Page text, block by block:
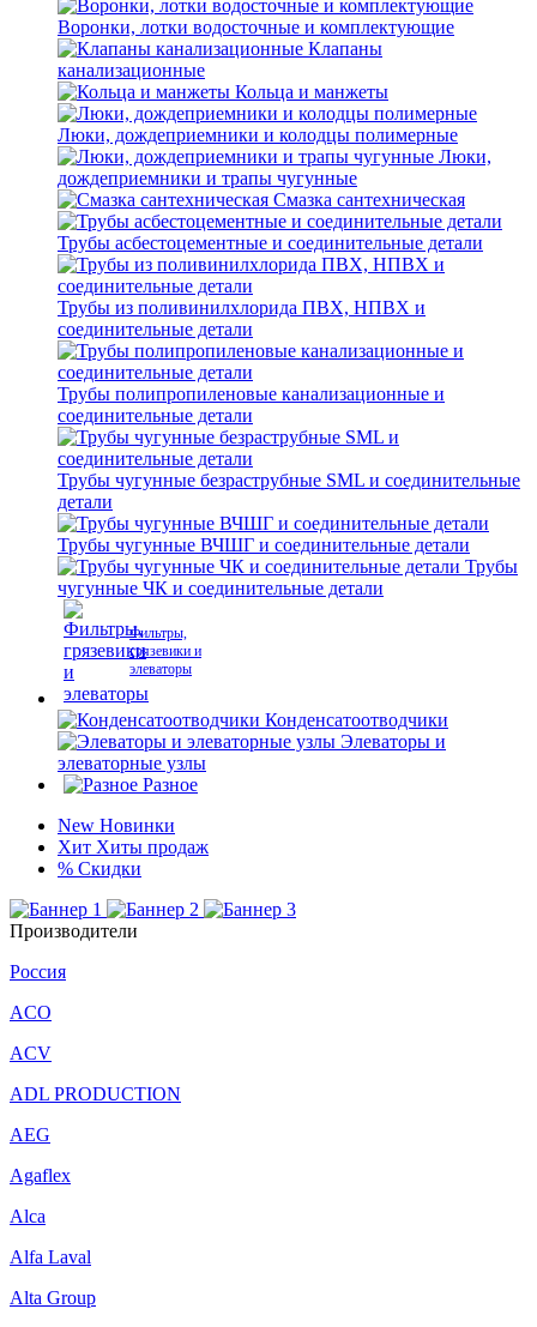
Воронки, лотки водосточные и комплектующие
Клапаны
канализационные
Кольца и манжеты
Люки, дождеприемники и колодцы полимерные
Люки,
дождеприемники и трапы чугунные
Смазка сантехническая
Трубы асбестоцементные и соединительные детали
Трубы из поливинилхлорида ПВХ, НПВХ и
соединительные детали
Трубы полипропиленовые канализационные и
соединительные детали
Трубы чугунные безраструбные SML и соединительные
детали
Трубы чугунные ВЧШГ и соединительные детали
Трубы
чугунные ЧК и соединительные детали
Фильтры,
грязевики и
элеваторы
Конденсатоотводчики
Элеваторы и
элеваторные узлы
Разное
New Новинки
Хит Хиты продаж
% Скидки
Производители
Россия
ACO
ACV
ADL PRODUCTION
AEG
Agaflex
Alca
Alfa Laval
Alta Group